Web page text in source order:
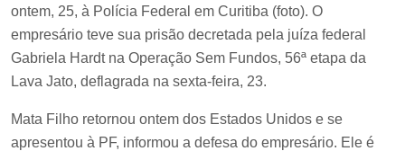
ontem, 25, à Polícia Federal em Curitiba (foto). O
empresário teve sua prisão decretada pela juíza federal
Gabriela Hardt na Operação Sem Fundos, 56ª etapa da
Lava Jato, deflagrada na sexta-feira, 23.
Mata Filho retornou ontem dos Estados Unidos e se
apresentou à PF, informou a defesa do empresário. Ele é